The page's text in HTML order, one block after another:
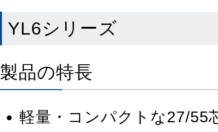
YL6シリーズ
製品の特長
軽量・コンパクトな27/55